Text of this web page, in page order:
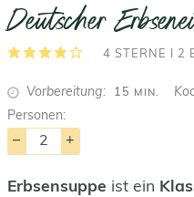
Deutscher
4 STERNE I 2
Vorbereitung 15 MINUTEN
MIN.
Personen:
– +
Erbsensuppe ist ein